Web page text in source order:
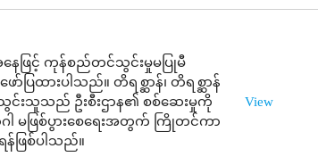
ဖြင့် ကုန်စည်တင်သွင်းမှုမပြုမီ
ြထားပါသည်။ တိရစ္ဆာန်၊ တိရစ္ဆာန်
းသူသည် ဦးစီးဌာန၏ စစ်ဆေးမှုကို
ါ မဖြစ်ပွားစေရေးအတွက် ကြိုတင်ကာ
ဖြစ်ပါသည်။
View